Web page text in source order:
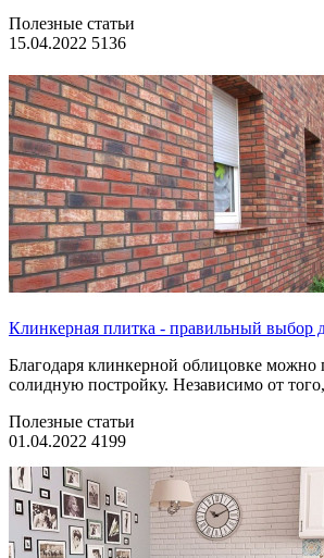
Полезные статьи
15.04.2022 5136
Клинкерная плитка - правильный выбор
Благодаря клинкерной облицовке можно
солидную постройку. Независимо от
Полезные статьи
01.04.2022 4199